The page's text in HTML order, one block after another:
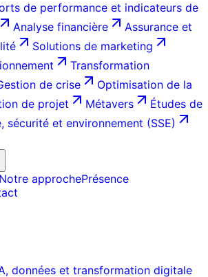
de performance et indicateurs de
Analyse financière
Assurance et
Solutions de marketing
Transformation
de crise
Optimisation de la
de projet Métavers
Études de
sécurité et environnement (SSE)
Notre approchePrésence
données et transformation digitale